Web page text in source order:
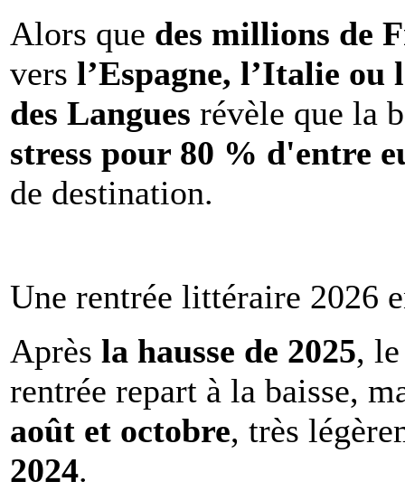
Alors que des millions de
vers l’Espagne, l’Italie ou
des Langues révèle que la
stress pour 80 % d'entre
de destination.
Une rentrée littéraire 2026
Après la hausse de 2025,
rentrée repart à la baisse,
août et octobre, très
2024.